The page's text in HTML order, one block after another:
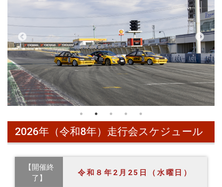
2026年（令和8年）走行会スケジュール
【開催終
了】
令和８年2月25日（水曜日）